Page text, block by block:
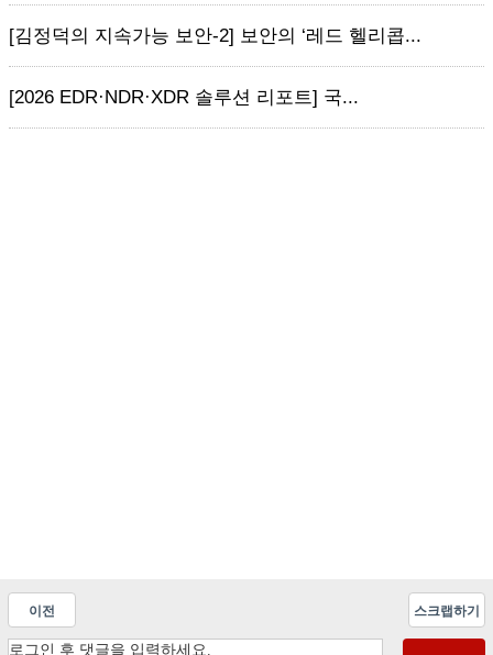
[김정덕의 지속가능 보안-2] 보안의 ‘레드 헬리콥...
[2026 EDR·NDR·XDR 솔루션 리포트] 국...
이전 스크랩하기